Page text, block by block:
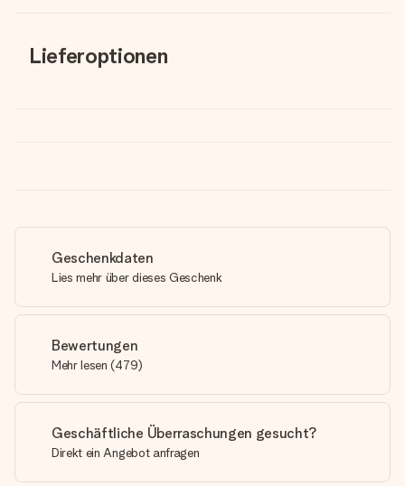
Lieferoptionen
Geschenkdaten
Lies mehr über dieses Geschenk
Bewertungen
Mehr lesen (479)
Geschäftliche Überraschungen gesucht?
Direkt ein Angebot anfragen